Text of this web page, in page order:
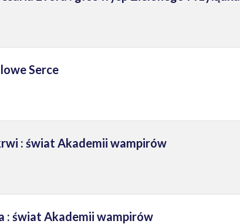
Serce
: świat Akademii wampirów
: świat Akademii wampirów